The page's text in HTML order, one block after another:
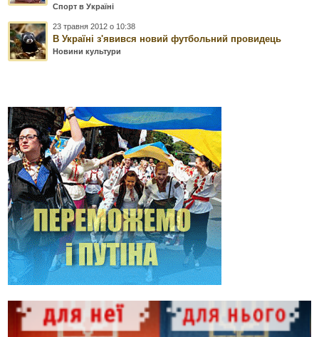
Спорт в Україні
23 травня 2012 о 10:38
В Україні з'явився новий футбольний провидець
Новини культури